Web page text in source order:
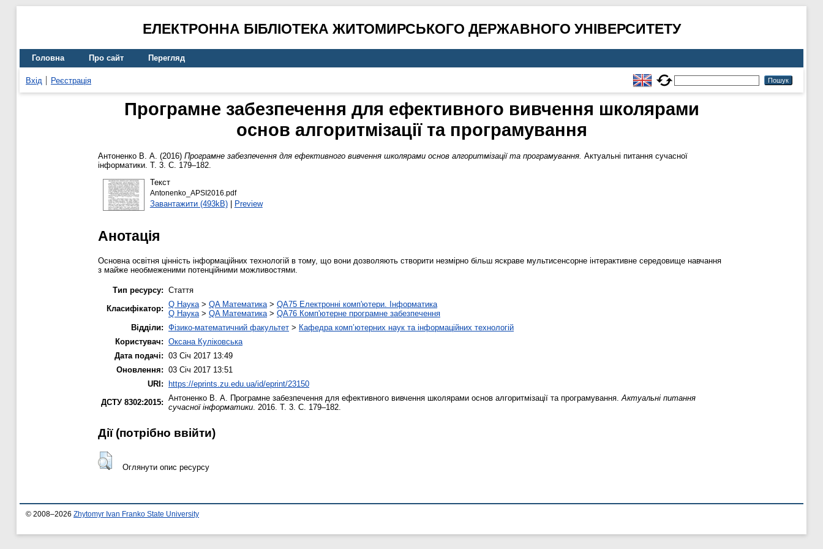
ЕЛЕКТРОННА БІБЛІОТЕКА ЖИТОМИРСЬКОГО ДЕРЖАВНОГО УНІВЕРСИТЕТУ
Головна Про сайт Перегляд
Вхід Реєстрація
Програмне забезпечення для ефективного вивчення школярами
основ алгоритмізації та програмування
Антоненко В. А. (2016) Програмне забезпечення для ефективного вивчення школярами основ алгоритмізації та програмування. Актуальні питання сучасної
інформатики. Т. 3. С. 179–182.
Текст
Antonenko_APSI2016.pdf
Завантажити (493kB)| Preview
Анотація
Основна освітня цінність інформаційних технологій в тому, що вони дозволяють створити незмірно більш яскраве мультисенсорне інтерактивне середовище навчання
з майже необмеженими потенційними можливостями.
Тип ресурсу: Стаття
Класифікатор: Q Наука > QA Математика > QA75 Електронні комп'ютери. Інформатика
Q Наука > QA Математика > QA76 Комп'ютерне програмне забезпечення
Відділи: Фізико-математичний факультет > Кафедра комп’ютерних наук та інформаційних технологій
Користувач: Оксана Куліковська
Дата подачі: 03 Січ 2017 13:49
Оновлення: 03 Січ 2017 13:51
URI: https://eprints.zu.edu.ua/id/eprint/23150
ДСТУ 8302:2015: Антоненко В. А. Програмне забезпечення для ефективного вивчення школярами основ алгоритмізації та програмування. Актуальні питання
сучасної інформатики . 2016. Т. 3. С. 179–182.
Дії ​​(потрібно ввійти)
Оглянути опис ресурсу
© 2008–2026 Zhytomyr Ivan Franko State University